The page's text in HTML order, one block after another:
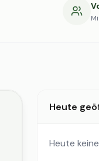
Heute
Heute